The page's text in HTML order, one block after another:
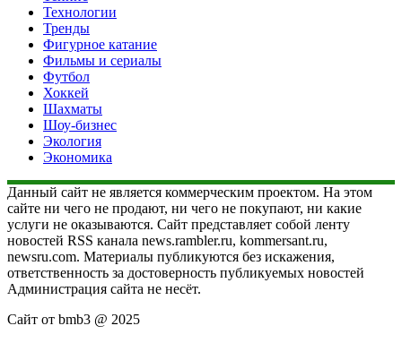
Технологии
Тренды
Фигурное катание
Фильмы и сериалы
Футбол
Хоккей
Шахматы
Шоу-бизнес
Экология
Экономика
Данный сайт не является коммерческим проектом. На этом
сайте ни чего не продают, ни чего не покупают, ни какие
услуги не оказываются. Сайт представляет собой ленту
новостей RSS канала news.rambler.ru, kommersant.ru,
newsru.com. Материалы публикуются без искажения,
ответственность за достоверность публикуемых новостей
Администрация сайта не несёт.
Сайт от bmb3 @ 2025